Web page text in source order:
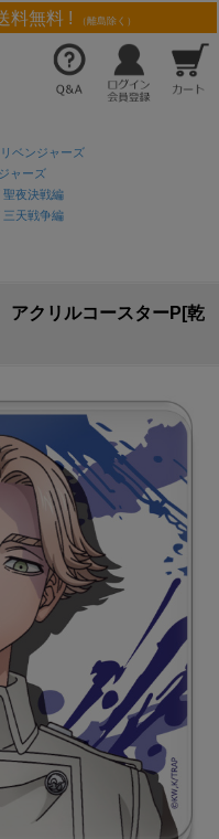
料無料 ! （離島除く）
ベンジャーズ
ャーズ
聖夜決戦編
三天戦争編
アクリルコースターP[乾